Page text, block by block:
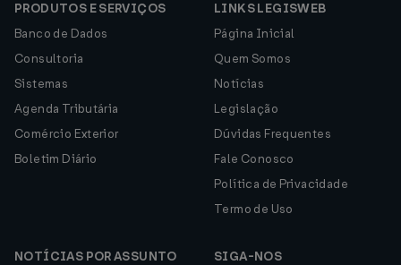
PRODUTOS E SERVIÇOS
Banco de Dados
Consultoria
Sistemas
Agenda Tributária
Comércio Exterior
Boletim Diário
LINKS LEGISWEB
Página Inicial
Quem Somos
Notícias
Legislação
Dúvidas Frequentes
Fale Conosco
Política de Privacidade
Termo de Uso
NOTÍCIAS POR ASSUNTO
SIGA-NOS